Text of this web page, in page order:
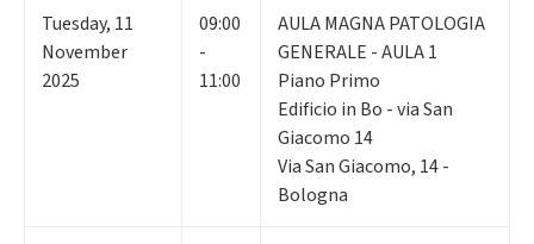
Tuesday, 11
November
2025
09:00
-
11:00
AULA MAGNA PATOLOGIA
GENERALE - AULA 1
Piano Primo
Edificio in Bo - via San
Giacomo 14
Via San Giacomo, 14 -
Bologna